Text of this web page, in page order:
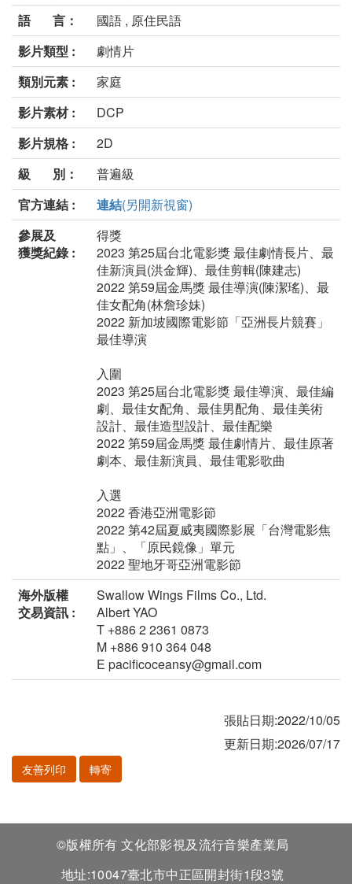
語 言：
國語 , 原住民語
影片類型 :
劇情片
類別元素 :
家庭
影片素材 :
DCP
影片規格 :
2D
級 別：
普遍級
官方連結 :
連結(另開新視窗)
參展及
獲獎紀錄 :
得獎
2023 第25屆台北電影獎 最佳劇情長片、最
佳新演員(洪金輝)、最佳剪輯(陳建志)
2022 第59屆金馬獎 最佳導演(陳潔瑤)、最
佳女配角(林詹珍妹)
2022 新加坡國際電影節「亞洲長片競賽」
最佳導演
入圍
2023 第25屆台北電影獎 最佳導演、最佳編
劇、最佳女配角、最佳男配角、最佳美術
設計、最佳造型設計、最佳配樂
2022 第59屆金馬獎 最佳劇情片、最佳原著
劇本、最佳新演員、最佳電影歌曲
入選
2022 香港亞洲電影節
2022 第42屆夏威夷國際影展「台灣電影焦
點」、「原民鏡像」單元
2022 聖地牙哥亞洲電影節
海外版權
交易資訊 :
Swallow Wings Films Co., Ltd.
Albert YAO
T +886 2 2361 0873
M +886 910 364 048
E pacificoceansy@gmail.com
張貼日期:2022/10/05
更新日期:2026/07/17
友善列印 轉寄
©版權所有 文化部影視及流行音樂產業局
地址:10047臺北市中正區開封街1段3號